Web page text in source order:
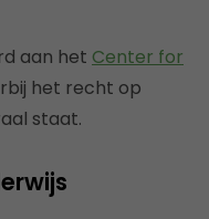
aan het Center for
het recht op
staat.